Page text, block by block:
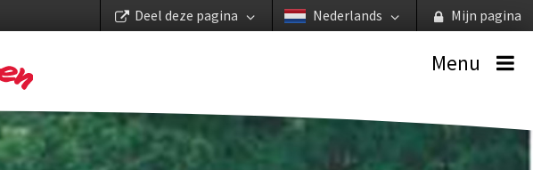
Mijn pagina
Nederlands
Deel deze pagina
Menu